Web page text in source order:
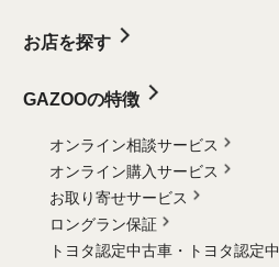
お店を探す
GAZOOの特徴
オンライン相談サービス
オンライン購入サービス
お取り寄せサービス
ロングラン保証
トヨタ認定中古車・
トヨタ認定